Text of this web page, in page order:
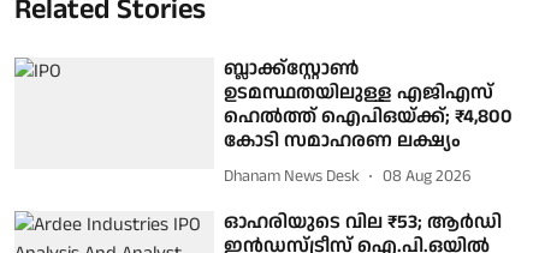
Related Stories
ബ്ലാക്ക്‌സ്റ്റോൺ
ഉടമസ്ഥതയിലുള്ള എജിഎസ്
ഹെൽത്ത് ഐപിഒയ്ക്ക്; ₹4,800
കോടി സമാഹരണ ലക്ഷ്യം
Dhanam News Desk 08 Aug 2026
ഓഹരിയുടെ വില ₹53; ആർഡി
ഇൻഡസ്ട്രീസ് ഐ.പി.ഒയിൽ